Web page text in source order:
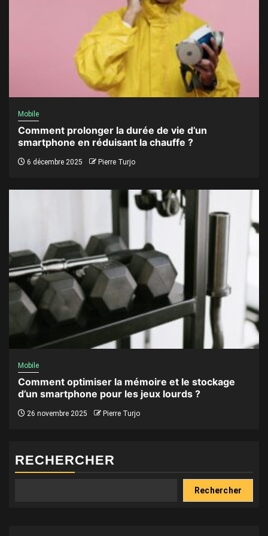
Mobile
Comment prolonger la durée de vie d’un
smartphone en réduisant la chauffe ?
6 décembre 2025 Pierre Turjo
Mobile
Comment optimiser la mémoire et le stockage
d’un smartphone pour les jeux lourds ?
26 novembre 2025 Pierre Turjo
RECHERCHER
Rechercher